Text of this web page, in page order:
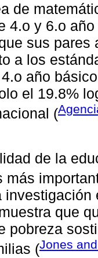
de
4.o y 6.o
sus
a los
año
el 19.8%
(
de la
más
que
pobreza
(Jones